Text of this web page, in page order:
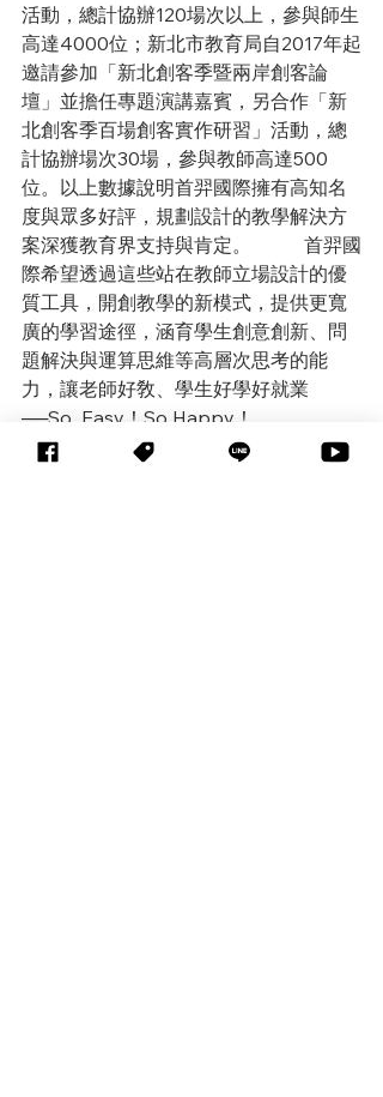
活動，總計協辦120場次以上，參與師生
高達4000位；新北市教育局自2017年起
邀請參加「新北創客季暨兩岸創客論
壇」並擔任專題演講嘉賓，另合作「新
北創客季百場創客實作研習」活動，總
計協辦場次30場，參與教師高達500
位。以上數據說明首羿國際擁有高知名
度與眾多好評，規劃設計的教學解決方
案深獲教育界支持與肯定。   　　首羿國
際希望透過這些站在教師立場設計的優
質工具，開創教學的新模式，提供更寬
廣的學習途徑，涵育學生創意創新、問
題解決與運算思維等高層次思考的能
力，讓老師好敎、學生好學好就業
──So  Easy！So Happy！